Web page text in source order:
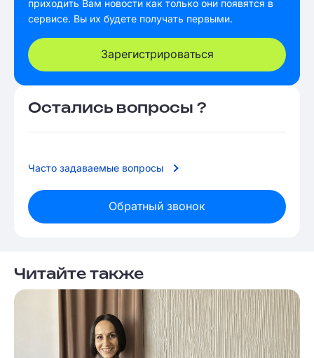
приходить Вам новости как только они появятся в
сервисе. Вы их будете получать первыми.
Зарегистрироваться
Остались вопросы ?
Часто задаваемые вопросы
Обратный звонок
Читайте также